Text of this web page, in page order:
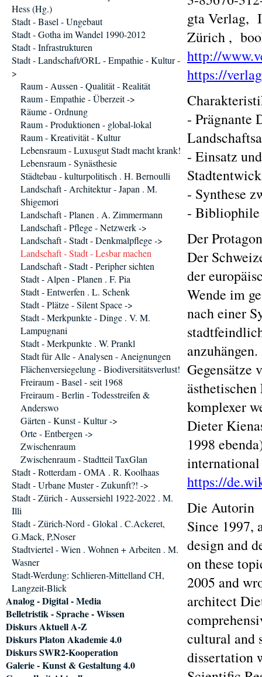
gta Verlag,
Zürich ,
http://
https://
- Prägnante
- Einsatz
- Synthese
- Bibliophile
Der
Der
der
Wende im
nach einer
Gegensätze
komplexer
Dieter
1998
international
https://
Die Autorin
Since 1997,
design and
on these
2005 and
architect
cultural and
dissertation
Hess (Hg.)
Stadt - Basel - Ungebaut
Stadt - Gotha im Wandel 1990-2012
Stadt - Infrastrukturen
Stadt - Landschaft/ORL - Empathie - Kultur -
>
Raum - Aussen - Qualität - Realität
Raum - Empathie - Überzeit ->
Räume - Ordnung
Raum - Produktionen - global-lokal
Raum - Kreativität - Kultur
Lebensraum - Luxusgut Stadt macht krank!
Lebensraum - Synästhesie
Städtebau - kulturpolitisch . H. Bernoulli
Landschaft - Architektur - Japan . M.
Shigemori
Landschaft - Planen . A. Zimmermann
Landschaft - Pflege - Netzwerk ->
Landschaft - Stadt - Denkmalpflege ->
Landschaft - Stadt - Lesbar machen
Landschaft - Stadt - Peripher sichten
Stadt - Alpen - Planen . F. Pia
Stadt - Entwerfen . L. Schenk
Stadt - Plätze - Silent Space ->
Stadt - Merkpunkte - Dinge . V. M.
Lampugnani
Stadt - Merkpunkte . W. Prankl
Stadt für Alle - Analysen - Aneignungen
Flächenversiegelung - Biodiversitätsverlust!
Freiraum - Basel - seit 1968
Freiraum - Berlin - Todesstreifen &
Anderswo
Gärten - Kunst - Kultur ->
Orte - Entbergen ->
Zwischenraum
Zwischenraum - Stadtteil TaxGlan
Stadt - Rotterdam - OMA . R. Koolhaas
Stadt - Urbane Muster - Zukunft?! ->
Stadt - Zürich - Aussersiehl 1922-2022 . M.
Illi
Stadt - Zürich-Nord - Glokal . C.Ackeret,
G.Mack, P,Noser
Stadtviertel - Wien . Wohnen + Arbeiten . M.
Wasner
Stadt-Werdung: Schlieren-Mittelland CH,
Langzeit-Blick
Analog - Digital - Media
Belletristik - Sprache - Wissen
Diskurs Aktuell A-Z
Diskurs Platon Akademie 4.0
Diskurs SWR2-Kooperation
Galerie - Kunst & Gestaltung 4.0